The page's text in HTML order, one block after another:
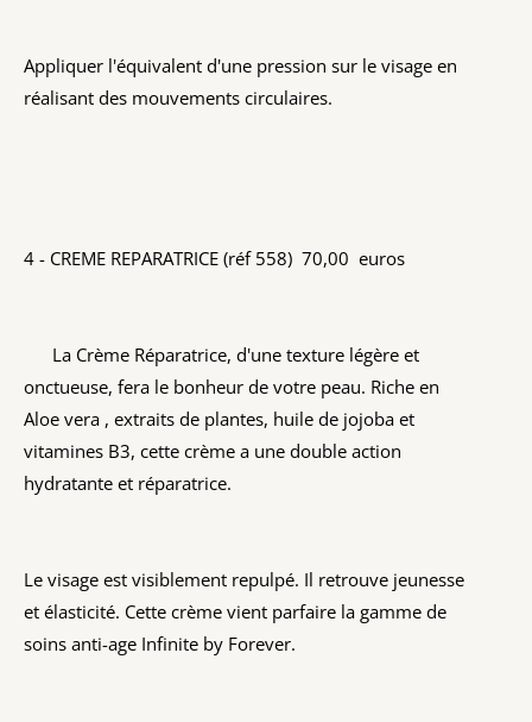
Appliquer l'équivalent d'une pression sur le visage en
réalisant des mouvements circulaires.
4 - CREME REPARATRICE (réf 558) 70,00 euros
La Crème Réparatrice, d'une texture légère et
onctueuse, fera le bonheur de votre peau. Riche en
Aloe vera , extraits de plantes, huile de jojoba et
vitamines B3, cette crème a une double action
hydratante et réparatrice.
Le visage est visiblement repulpé. Il retrouve jeunesse
et élasticité. Cette crème vient parfaire la gamme de
soins anti-age Infinite by Forever.